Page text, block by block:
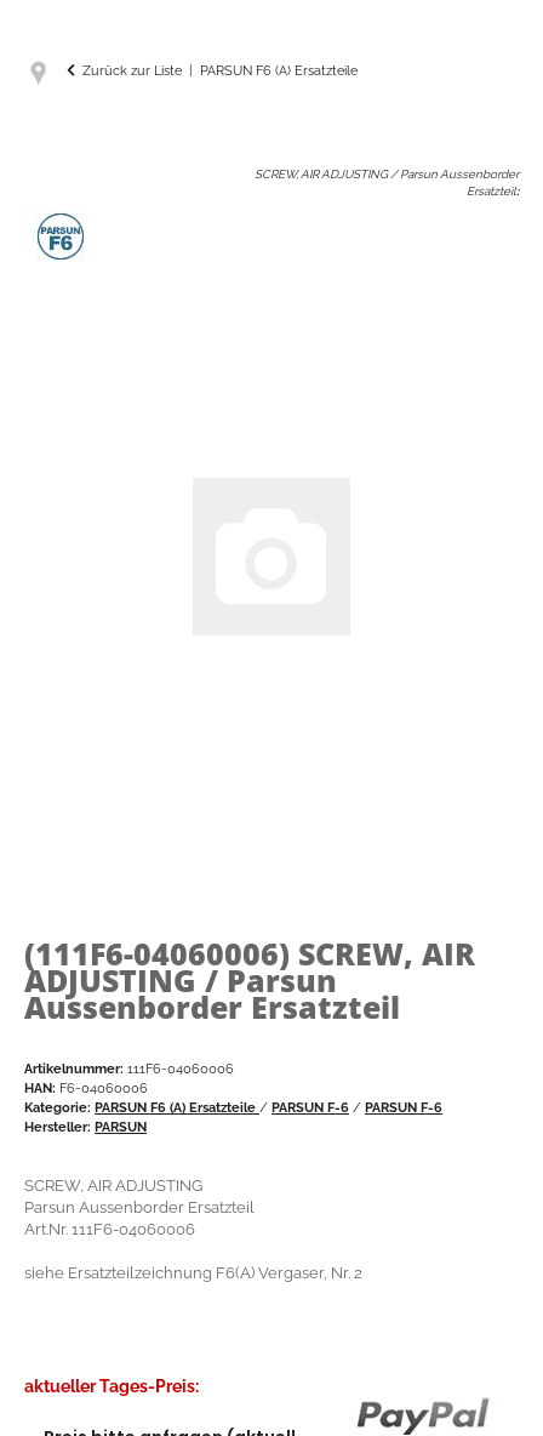
Zurück zur Liste PARSUN F6 (A) Ersatzteile
SCREW, AIR ADJUSTING / Parsun Aussenborder
Ersatzteil:
(111F6-04060006) SCREW, AIR
ADJUSTING / Parsun
Aussenborder Ersatzteil
Artikelnummer: 111F6-04060006
HAN: F6-04060006
Kategorie: PARSUN F6 (A) Ersatzteile / PARSUN F-6 / PARSUN F-6
Hersteller: PARSUN
SCREW, AIR ADJUSTING
Parsun Aussenborder Ersatzteil
Art.Nr. 111F6-04060006
siehe Ersatzteilzeichnung F6(A) Vergaser, Nr. 2
aktueller Tages-Preis: